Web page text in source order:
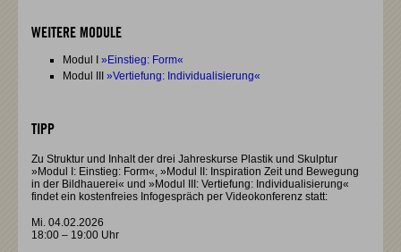
WEITERE MODULE
Modul I »Einstieg: Form«
Modul III »Vertiefung: Individualisierung«
TIPP
Zu Struktur und Inhalt der drei Jahreskurse Plastik und Skulptur
»Modul I: Einstieg: Form«, »Modul II: Inspiration Zeit und Bewegung
in der Bildhauerei« und »Modul III: Vertiefung: Individualisierung«
findet ein kostenfreies Infogespräch per Videokonferenz statt:
Mi. 04.02.2026
18:00 – 19:00 Uhr